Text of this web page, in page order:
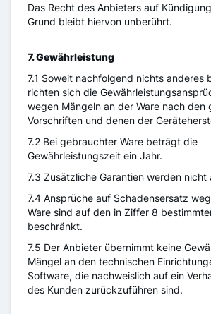
Das Recht des Anbieters auf
Grund bleibt hiervon unberührt.
7. Gewährleistung
7.1 Soweit nachfolgend nichts anderes
richten sich die
wegen Mängeln an der Ware nach den
Vorschriften und denen der
7.2 Bei gebrauchter Ware beträgt die
Gewährleistungszeit ein Jahr.
7.3 Zusätzliche Garantien werden nicht
7.4 Ansprüche auf Schadensersatz
Ware sind auf den in Ziffer 8
beschränkt.
7.5 Der Anbieter übernimmt keine
Mängel an den technischen
Software, die nachweislich auf ein
des Kunden zurückzuführen sind.